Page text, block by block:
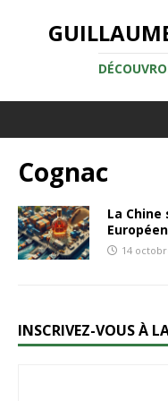
Cognac
La
14
INSCRIVEZ-VOUS À